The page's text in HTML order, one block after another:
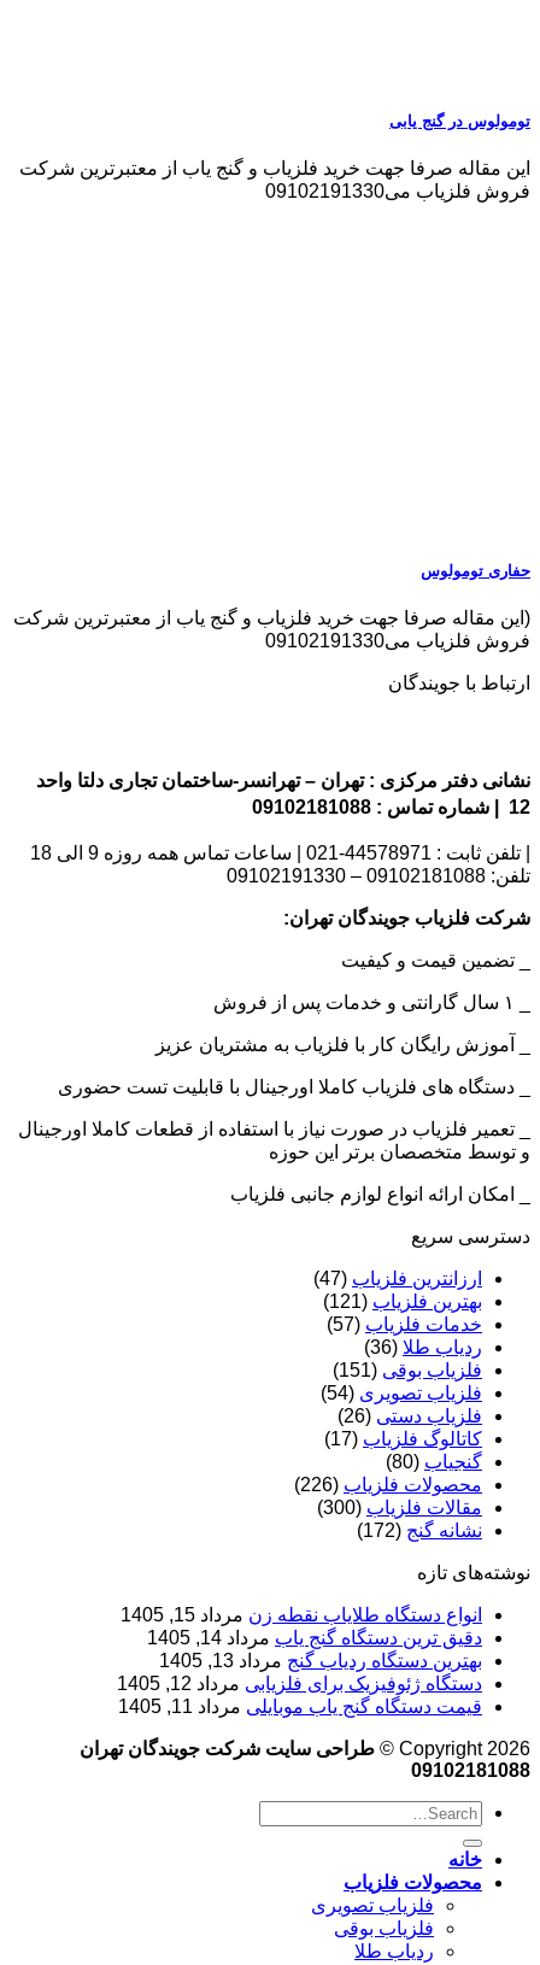
تومولوس در گنج یابی
این مقاله صرفا جهت خرید فلزیاب و گنج یاب از معتبرترین شرکت
فروش فلزیاب می09102191330
حفاری تومولوس
(این مقاله صرفا جهت خرید فلزیاب و گنج یاب از معتبرترین شرکت
فروش فلزیاب می09102191330
ارتباط با جویندگان
نشانی دفتر مرکزی : تهران – تهرانسر-ساختمان تجاری دلتا واحد
12 | شماره تماس : 09102181088
| تلفن ثابت : 44578971-021 | ساعات تماس همه روزه 9 الی 18
تلفن: 09102181088 – 09102191330
شرکت فلزیاب جویندگان تهران:
_ تضمین قیمت و کیفیت
_ آموزش رایگان کار با فلزیاب به مشتریان عزیز
_ دستگاه های فلزیاب کاملا اورجینال با قابلیت تست حضوری
_ تعمیر فلزیاب در صورت نیاز با استفاده از قطعات کاملا اورجینال
و توسط متخصصان برتر این حوزه
_ امکان ارائه انواع لوازم جانبی فلزیاب
دسترسی سریع
ارزانترین فلزیاب (47)
بهترین فلزیاب (121)
خدمات فلزیاب (57)
ردیاب طلا (36)
فلزیاب بوقی (151)
فلزیاب تصویری (54)
فلزیاب دستی (26)
کاتالوگ فلزیاب (17)
گنجیاب (80)
محصولات فلزیاب (226)
مقالات فلزیاب (300)
نشانه گنج (172)
نوشته‌های تازه
انواع دستگاه طلایاب نقطه زن مرداد 15, 1405
دقیق ترین دستگاه گنج یاب مرداد 14, 1405
بهترین دستگاه ردیاب گنج مرداد 13, 1405
دستگاه ژئوفیزیک برای فلزیابی مرداد 12, 1405
قیمت دستگاه گنج یاب موبایلی مرداد 11, 1405
Copyright 2026 ©
طراحی سایت شرکت جویندگان تهران
09102181088
خانه
محصولات فلزیاب
فلزیاب تصویری
فلزیاب بوقی
ردیاب طلا